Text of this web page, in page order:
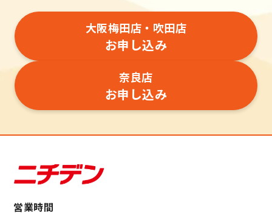
大阪梅田店・吹田店
お申し込み
奈良店
お申し込み
営業時間